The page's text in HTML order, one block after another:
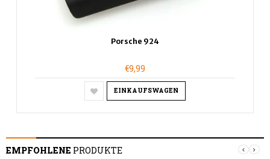
Porsche 924
€9,99
EINKAUFSWAGEN
EMPFOHLENE PRODUKTE